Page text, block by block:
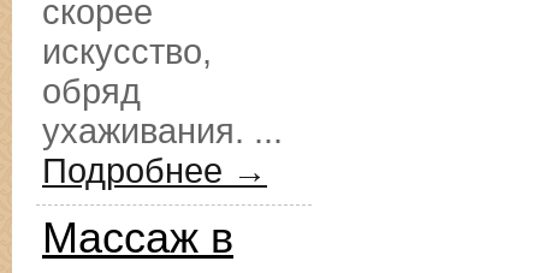
скорее
искусство,
обряд
ухаживания. ...
Подробнее →
Массаж в